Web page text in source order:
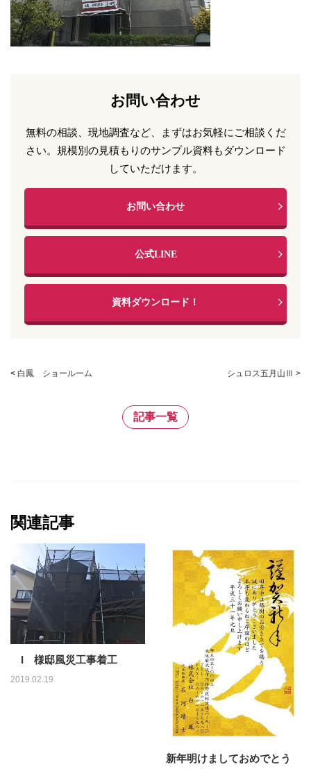
お問い合わせ
無料の相談、現地調査など、まずはお気軽にご相談くだ
さい。 規模別の見積もりのサンプル資料もダウンロード
していただけます。
お問い合わせ
公式LINE
資料ダウンロード！
< 白鳳 ショールーム シュロス五月山Ⅲ >
記事一覧
関連記事
I 様邸風災工事着工
2019.02.19
新年明けましておめでとう